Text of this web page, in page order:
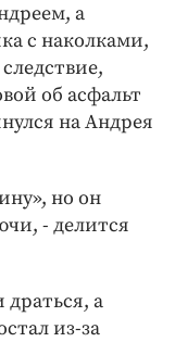
а
с наколками,
об асфальт
на Андрея
но он
- делится
а
из-за